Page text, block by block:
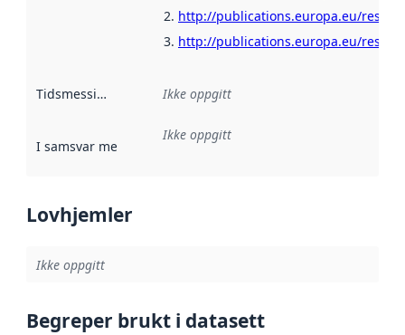
http://publications.europa.eu/
http://publications.europa.eu/
Tidsmessig avgrensning :
Ikke oppgitt
I samsvar med Referanse til en implementasjonsregel
Ikke oppgitt
Lovhjemler
Ikke oppgitt
Begreper brukt i datasett